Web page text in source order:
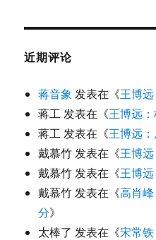
近期评论
蒋音象 发表在《王博
蒋工 发表在《王博远
蒋工 发表在《王博远
戴慕竹 发表在《王博
戴慕竹 发表在《王博
戴慕竹 发表在《高肖
分》
太棒了 发表在《宋常